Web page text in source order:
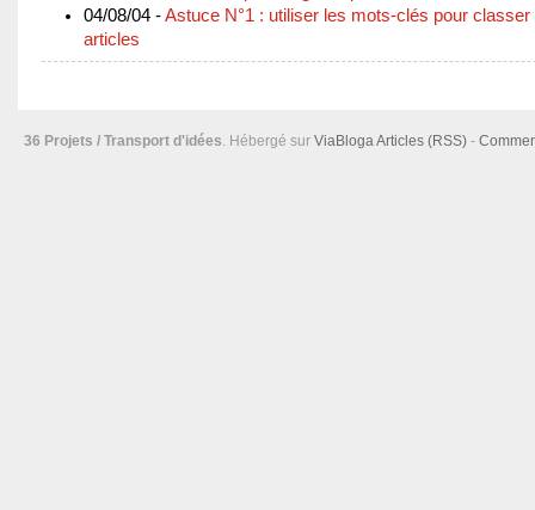
04/08/04 -Astuce N°1 : utiliser les mots-clés pour classer
articles
36 Projets / Transport d'idées . Hébergé sur ViaBloga Articles (RSS) -